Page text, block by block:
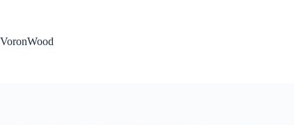
VoronWood